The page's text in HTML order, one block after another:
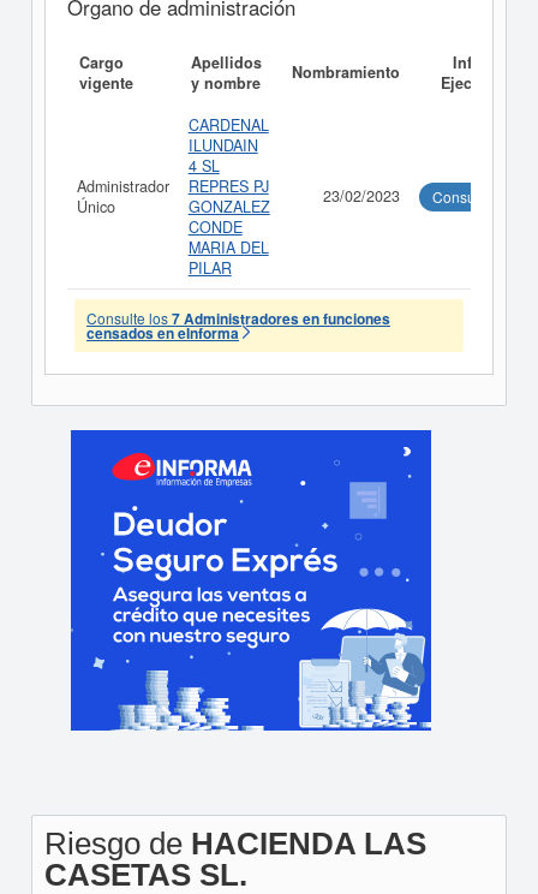
Órgano de administración
Cargo
vigente
Apellidos
y nombre
Nombramiento
Informe
Ejecutivo
Administrador
Único
CARDENAL
ILUNDAIN
4 SL
REPRES PJ
GONZALEZ
CONDE
MARIA DEL
PILAR
23/02/2023 Consultar
Consulte los7 Administradores en funciones
censados en eInforma
Riesgo de HACIENDA LAS
CASETAS SL.